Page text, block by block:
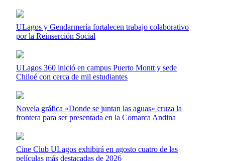
ULagos y Gendarmería fortalecen trabajo colaborativo
por la Reinserción Social
ULagos 360 inició en campus Puerto Montt y sede
Chiloé con cerca de mil estudiantes
Novela gráfica «Donde se juntan las aguas» cruza la
frontera para ser presentada en la Comarca Andina
Cine Club ULagos exhibirá en agosto cuatro de las
películas más destacadas de 2026